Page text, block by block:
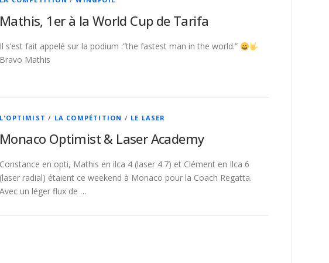
Mathis, 1er à la World Cup de Tarifa
Il s’est fait appelé sur la podium :”the fastest man in the world.”
Bravo Mathis
L'OPTIMIST / LA COMPÉTITION / LE LASER
Monaco Optimist & Laser Academy
Constance en opti, Mathis en ilca 4 (laser 4.7) et Clément en Ilca 6
(laser radial) étaient ce weekend à Monaco pour la Coach Regatta.
Avec un léger flux de …